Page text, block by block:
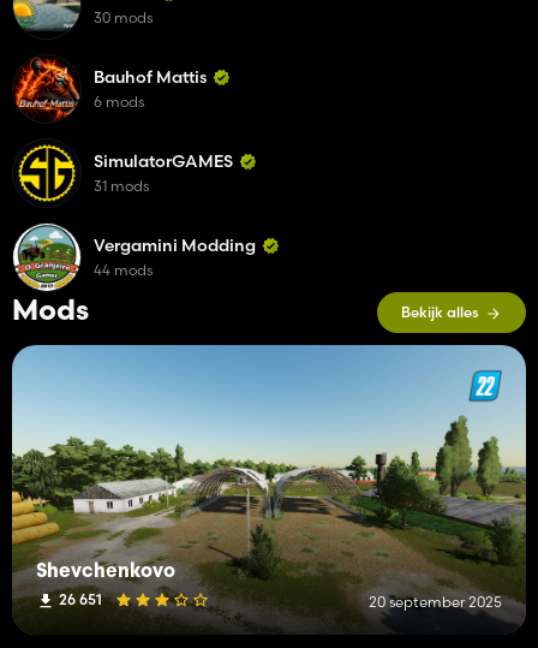
Mods Bekijk alles
Shevchenkovo
26 651 20 september 2025
30 mods
Bauhof Mattis
6 mods
SimulatorGAMES
31 mods
Vergamini Modding
44 mods